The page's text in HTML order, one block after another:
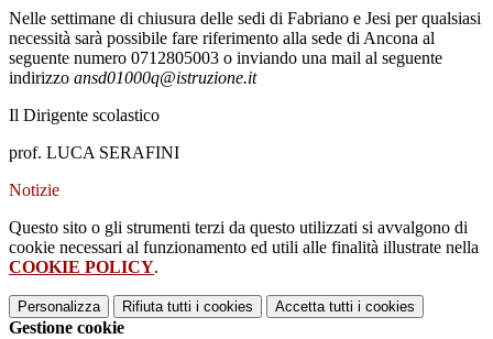
Nelle settimane di chiusura delle sedi di Fabriano e Jesi per qualsiasi
necessità sarà possibile fare riferimento alla sede di Ancona al
seguente numero 0712805003 o inviando una mail al seguente
indirizzo ansd01000q@istruzione.it
Il Dirigente scolastico
prof. LUCA SERAFINI
Notizie
Questo sito o gli strumenti terzi da questo utilizzati si avvalgono di
cookie necessari al funzionamento ed utili alle finalità illustrate nella
COOKIE POLICY.
Personalizza Rifiuta tutti i cookies Accetta tutti i cookies
Gestione cookie